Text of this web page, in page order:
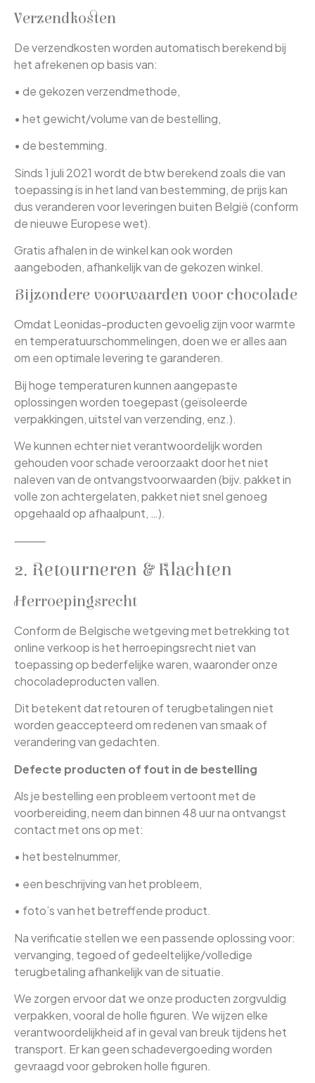
Verzendkosten
De verzendkosten worden automatisch berekend bij
het afrekenen op basis van:
• de gekozen verzendmethode,
• het gewicht/volume van de bestelling,
• de bestemming.
Sinds 1 juli 2021 wordt de btw berekend zoals die van
toepassing is in het land van bestemming, de prijs kan
dus veranderen voor leveringen buiten België (conform
de nieuwe Europese wet).
Gratis afhalen in de winkel kan ook worden
aangeboden, afhankelijk van de gekozen winkel.
Bijzondere voorwaarden voor chocolade
Omdat Leonidas-producten gevoelig zijn voor warmte
en temperatuurschommelingen, doen we er alles aan
om een optimale levering te garanderen.
Bij hoge temperaturen kunnen aangepaste
oplossingen worden toegepast (geïsoleerde
verpakkingen, uitstel van verzending, enz.).
We kunnen echter niet verantwoordelijk worden
gehouden voor schade veroorzaakt door het niet
naleven van de ontvangstvoorwaarden (bijv. pakket in
volle zon achtergelaten, pakket niet snel genoeg
opgehaald op afhaalpunt, …).
⸻
2. Retourneren & Klachten
Herroepingsrecht
Conform de Belgische wetgeving met betrekking tot
online verkoop is het herroepingsrecht niet van
toepassing op bederfelijke waren, waaronder onze
chocoladeproducten vallen.
Dit betekent dat retouren of terugbetalingen niet
worden geaccepteerd om redenen van smaak of
verandering van gedachten.
Defecte producten of fout in de bestelling
Als je bestelling een probleem vertoont met de
voorbereiding, neem dan binnen 48 uur na ontvangst
contact met ons op met:
• het bestelnummer,
• een beschrijving van het probleem,
• foto’s van het betreffende product.
Na verificatie stellen we een passende oplossing voor:
vervanging, tegoed of gedeeltelijke/volledige
terugbetaling afhankelijk van de situatie.
We zorgen ervoor dat we onze producten zorgvuldig
verpakken, vooral de holle figuren. We wijzen elke
verantwoordelijkheid af in geval van breuk tijdens het
transport. Er kan geen schadevergoeding worden
gevraagd voor gebroken holle figuren.